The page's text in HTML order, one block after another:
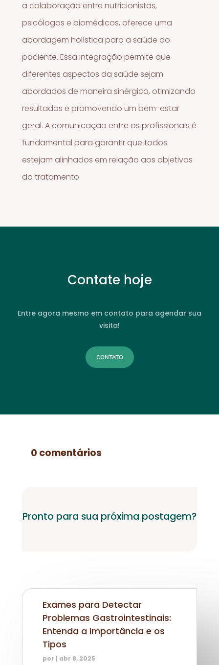
a colaboração entre nutricionistas,
psicólogos e biomédicos, oferece uma
abordagem holística para a saúde do
paciente. Essa integração permite que
diferentes aspectos da saúde sejam
abordados de maneira sinérgica, otimizando
resultados e promovendo um bem-estar
geral. A comunicação entre os profissionais é
fundamental para garantir que todos
estejam alinhados em relação aos objetivos
do tratamento.
Contate hoje
Entre agora mesmo em contato para agendar sua
visita!
CONTATO
0 comentários
Pronto para sua próxima postagem?
Exames para Detectar
Problemas Gastrointestinais:
Entenda a Importância e os
Tipos
por | abr 8, 2025